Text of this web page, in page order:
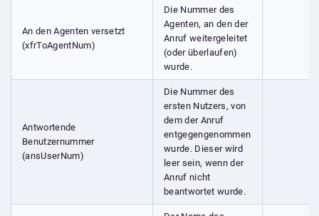
An den Agenten versetzt
(xfrToAgentNum)
Die Nummer des
Agenten, an den der
Anruf weitergeleitet
(oder überlaufen)
wurde.
Antwortende
Benutzernummer
(ansUserNum)
Die Nummer des
ersten Nutzers, von
dem der Anruf
entgegengenommen
wurde. Dieser wird
leer sein, wenn der
Anruf nicht
beantwortet wurde.